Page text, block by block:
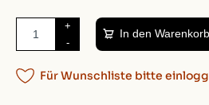
+
-
In den
Für Wunschliste bitte